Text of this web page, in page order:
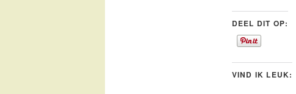
DEEL DIT OP:
VIND IK LEUK: